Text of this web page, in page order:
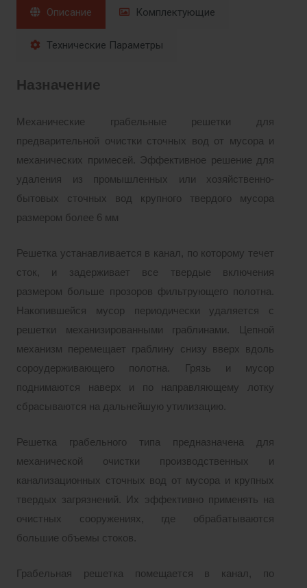
Описание Комплектующие
Технические Параметры
Назначение
Механические грабельные решетки для
предварительной очистки сточных вод от мусора и
механических примесей. Эффективное решение для
удаления из промышленных или хозяйственно-
бытовых сточных вод крупного твердого мусора
размером более 6 мм
Решетка устанавливается в канал, по которому течет
сток, и задерживает все твердые включения
размером больше прозоров фильтрующего полотна.
Накопившейся мусор периодически удаляется с
решетки механизированными граблинами. Цепной
механизм перемещает граблину снизу вверх вдоль
сороудерживающего полотна. Грязь и мусор
поднимаются наверх и по направляющему лотку
сбрасываются на дальнейшую утилизацию.
Решетка грабельного типа предназначена для
механической очистки производственных и
канализационных сточных вод от мусора и крупных
твердых загрязнений. Их эффективно применять на
очистных сооружениях, где обрабатываются
большие объемы стоков.
Грабельная решетка помещается в канал, по